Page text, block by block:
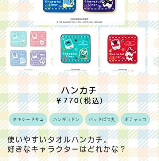
ハンカチ
￥770(税込)
タキシードサム ハンギョドン バッドばつ丸 ポチャッコ
使いやすいタオルハンカチ。
好きなキャラクターはどれかな？